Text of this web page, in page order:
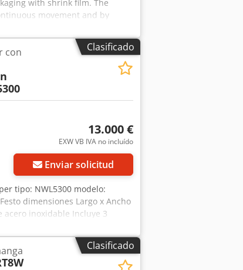
with shrink film. The
movement and by
around the products to
very high operating speeds
The unwinding, feeding and
designed for high speed shrink
bottles, detergent and
width: 360 mm - Max height:
Thickness: 40/80 microns.
350 x 540 - Min. edge: 30 mm
min (depending on product
Clasificado
con
13.000 €
EXW VB IVA no incluído
Enviar solicitud
tipo: NWL5300 modelo:
dimensiones Largo x Ancho
acero inoxidable Incluye 3
en el lugar.
H Smpox Aqpeha Si tiene
cordiales, Leo HollandClasificado